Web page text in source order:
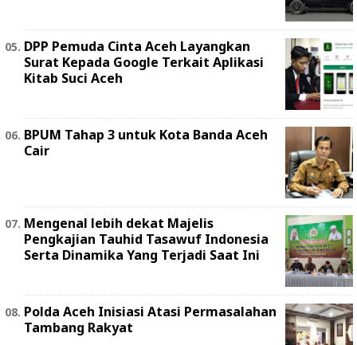
DPP Pemuda Cinta Aceh Layangkan
Surat Kepada Google Terkait Aplikasi
Kitab Suci Aceh
BPUM Tahap 3 untuk Kota Banda Aceh
Cair
Mengenal lebih dekat Majelis
Pengkajian Tauhid Tasawuf Indonesia
Serta Dinamika Yang Terjadi Saat Ini
Polda Aceh Inisiasi Atasi Permasalahan
Tambang Rakyat